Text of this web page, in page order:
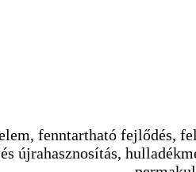
fenntartható fejlődés,
újrahasznosítás,